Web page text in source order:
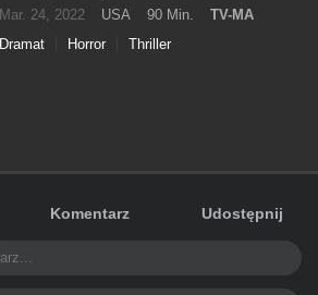
Mar. 24, 2022 USA 90 Min.
TV-MA
Dramat
Horror Thriller
Komentarz Udostępnij